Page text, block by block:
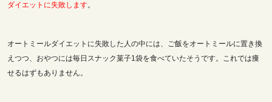
ダイエットに失敗します。
オートミールダイエットに失敗した人の中には、ご飯をオートミールに置き換
えつつ、おやつには毎日スナック菓子1袋を食べていたそうです。これでは痩
せるはずもありません。